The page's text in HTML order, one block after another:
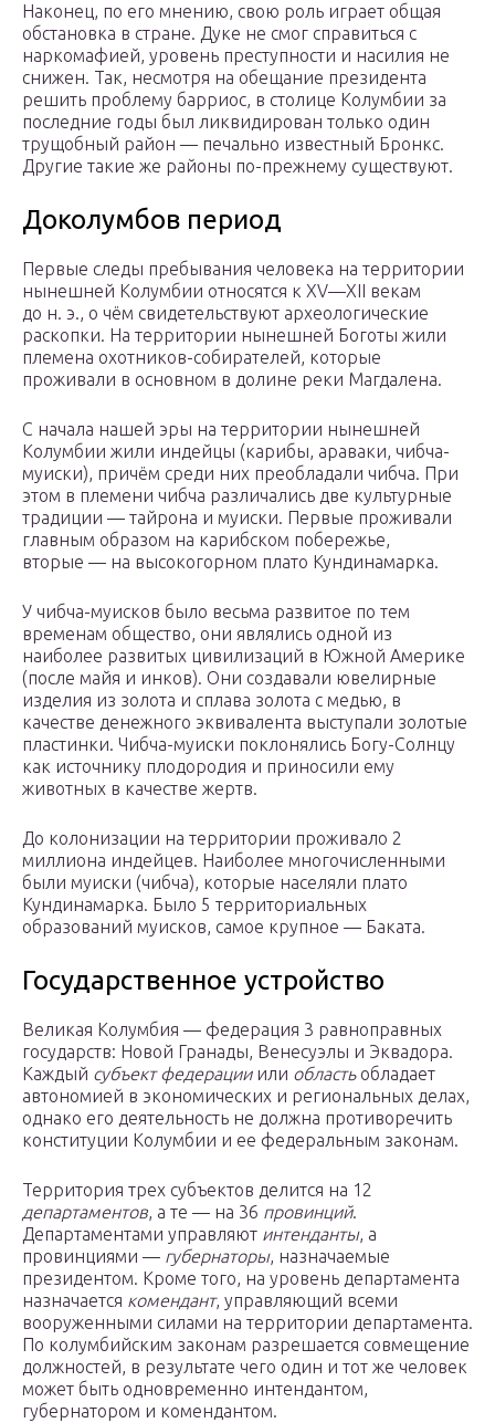
Наконец, по его мнению, свою роль играет общая
обстановка в стране. Дуке не смог справиться с
наркомафией, уровень преступности и насилия не
снижен. Так, несмотря на обещание президента
решить проблему барриос, в столице Колумбии за
последние годы был ликвидирован только один
трущобный район — печально известный Бронкс.
Другие такие же районы по-прежнему существуют.
Доколумбов период
Первые следы пребывания человека на территории
нынешней Колумбии относятся к XV—XII векам
до н. э., о чём свидетельствуют археологические
раскопки. На территории нынешней Боготы жили
племена охотников-собирателей, которые
проживали в основном в долине реки Магдалена.
С начала нашей эры на территории нынешней
Колумбии жили индейцы (карибы, араваки, чибча-
муиски), причём среди них преобладали чибча. При
этом в племени чибча различались две культурные
традиции — тайрона и муиски. Первые проживали
главным образом на карибском побережье,
вторые — на высокогорном плато Кундинамарка.
У чибча-муисков было весьма развитое по тем
временам общество, они являлись одной из
наиболее развитых цивилизаций в Южной Америке
(после майя и инков). Они создавали ювелирные
изделия из золота и сплава золота с медью, в
качестве денежного эквивалента выступали золотые
пластинки. Чибча-муиски поклонялись Богу-Солнцу
как источнику плодородия и приносили ему
животных в качестве жертв.
До колонизации на территории проживало 2
миллиона индейцев. Наиболее многочисленными
были муиски (чибча), которые населяли плато
Кундинамарка. Было 5 территориальных
образований муисков, самое крупное — Баката.
Государственное устройство
Великая Колумбия — федерация 3 равноправных
государств: Новой Гранады, Венесуэлы и Эквадора.
Каждый субъект федерацииили областьобладает
автономией в экономических и региональных делах,
однако его деятельность не должна противоречить
конституции Колумбии и ее федеральным законам.
Территория трех субъектов делится на 12
департаментов, а те — на 36 провинций.
Департаментами управляют интенданты, а
провинциями — губернаторы, назначаемые
президентом. Кроме того, на уровень департамента
назначается комендант, управляющий всеми
вооруженными силами на территории департамента.
По колумбийским законам разрешается совмещение
должностей, в результате чего один и тот же человек
может быть одновременно интендантом,
губернатором и комендантом.